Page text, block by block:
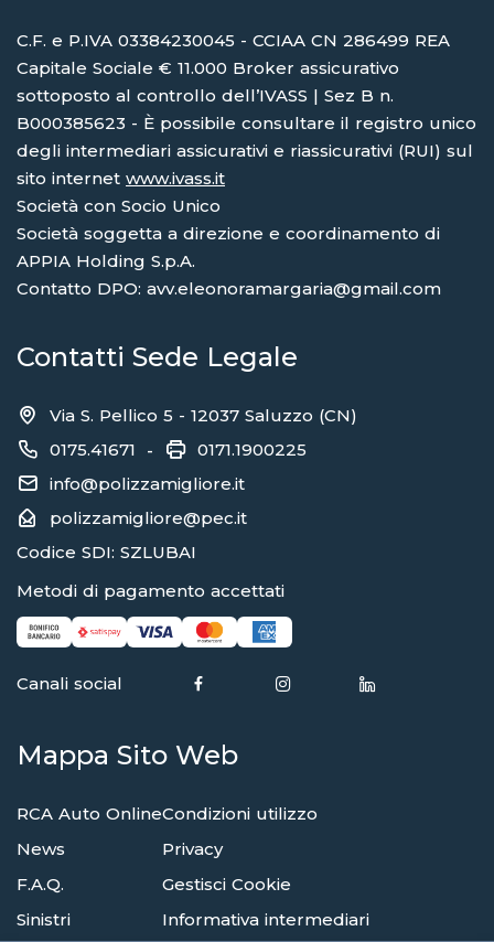
C.F. e P.IVA 03384230045 - CCIAA CN 286499 REA
Capitale Sociale € 11.000 Broker assicurativo
sottoposto al controllo dell’IVASS | Sez B n.
B000385623 - È possibile consultare il registro unico
degli intermediari assicurativi e riassicurativi (RUI) sul
sito internet www.ivass.it
Società con Socio Unico
Società soggetta a direzione e coordinamento di
APPIA Holding S.p.A.
Contatto DPO: avv.eleonoramargaria@gmail.com
Contatti Sede Legale
Via S. Pellico 5 - 12037 Saluzzo (CN)
0175.41671 -
0171.1900225
info@polizzamigliore.it
polizzamigliore@pec.it
Codice SDI: SZLUBAI
Metodi di pagamento accettati
Canali social
Mappa Sito Web
RCA Auto Online
News
F.A.Q.
Sinistri
Condizioni utilizzo
Privacy
Gestisci Cookie
Informativa intermediari